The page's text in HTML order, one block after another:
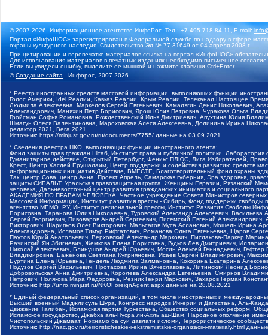
© 2007-2026, Информационное агентство ИнфоРос. Тел.: +7 495 718-84-11, E-mail:
Портал «ИнфоШОС» зарегистрирован в Федеральной службе по надзору в сфере
охраны культурного наследия. Свидетельство Эл № 77-31649 от 04 апреля 2008 г.
При цитировании и перепечатке материалов ссылка на портал «ИнфоШОС»
Для использования материалов в печатных изданиях необходимо письменное
Если вы увидели ошибку, выделите ее мышкой и нажмите клавиши Ctrl+Enter
©Создание сайта - Инфорос, 2007-2026
* Реестр иностранных средств массовой информации, выполняющих функции
Голос Америки, Idel.Реалии, Кавказ.Реалии, Крым.Реалии, Телеканал Настоящее
Людмила Алексеевна, Маркелов Сергей Евгеньевич, Камалягин Денис Николаевич,
Александрович, Маняхин Петр Борисович, Ярош Юлия Петровна, Чуракова Ольга
Гройсман Софья Романовна, Рождественский Илья Дмитриевич, Апухтина Юлия
Шмагун Олеся Валентиновна, Мароховская Алеся Алексеевна, Долинина Ирина
редактор 2021, Вега 2021
Источник: https://minjust.gov.ru/ru/documents/7755/ данные на 03.09.2021
* Сведения реестра НКО, выполняющих функции иностранного агента:
Фонд защиты прав граждан Штаб, Институт права и публичной политики,
Гуманитарное действие, Открытый Петербург, Феникс ПЛЮС, Лига Избирателей,
Крест, Центр Хасдей Ерушалаим, Центр поддержки и содействия развитию средств
информационных инициатив Действие, ВМЕСТЕ, Благотворительный фонд охраны
Так, центр Сова, центр Анна, Проект Апрель, Самарская губерния, Эра здоровья,
защиты СИБАЛЬТ, Уральская правозащитная группа, Женщины Евразии, Рязанский
человека, Дальневосточный центр развития гражданских инициатив и социального
АКАДЕМИЯ ПО ПРАВАМ ЧЕЛОВЕКА, Частное учреждение Совета Министров северных
Массовой Информации, Институт развития прессы - Сибирь, Фонд поддержки
агентство МЕМО. РУ, Институт региональной прессы, Институт Развития Свободы
Борисовна, Таранова Юлия Николаевна, Туровский Александр Алексеевич,
Сергей Георгиевич, Пивоваров Андрей Сергеевич, Писемский Евгений
Викторович, Шарипков Олег Викторович, Мальсагов Муса Асланович, Мошель Ирина
Александровна, Исламов Тимур Рифгатович, Романова Ольга Евгеньевна, Щаров
Паутов Юрий Анатольевич, Верховский Александр Маркович, Пислакова-Паркер
Рачинский Ян Збигневич, Жемкова Елена Борисовна, Гудков Лев Дмитриевич,
Николай Алексеевич, Блинушов Андрей Юрьевич, Мосин Алексей Геннадьевич,
Владимировна, Баженова Светлана Куприяновна, Исаев Сергей Владимирович,
Буртина Елена Юрьевна, Гендель Людмила Залмановна, Кокорина Екатерина
Подузов Сергей Васильевич, Протасова Ирина Вячеславовна, Литинский Леонид
Добровольская Анна Дмитриевна, Королева Александра Евгеньевна, Смирнов
Петрович, Полякова Мара Федоровна, Резник Генри Маркович, Захаров Герман
Источник: http://unro.minjust.ru/NKOForeignAgent.aspx данные на 28.08.2021
* Единый федеральный список организаций, в том числе иностранных и
Высший военный Маджлисуль Шура, Конгресс народов Ичкерии и Дагестана, Аль-
Движение Талибан, Исламская партия Туркестана, Общество социальных реформ,
Исламское государство, Джабха аль-Нусра ли-Ахль аш-Шам, Народное ополчение
Чистопольский Джамаат, Рохнамо ба суи давлати исломи, Террористическое
Источник: http://nac.gov.ru/terroristicheskie-i-ekstremistskie-organizacii-i-materialy.html